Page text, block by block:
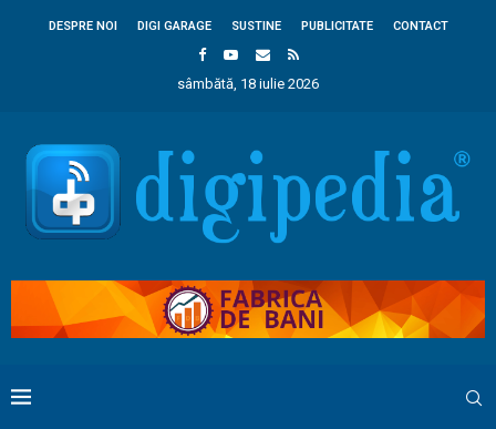
DESPRE NOI DIGI GARAGE SUSTINE PUBLICITATE CONTACT
sâmbătă, 18 iulie 2026